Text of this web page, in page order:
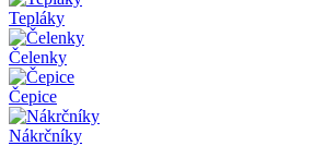
Tepláky
Čelenky
Čepice
Nákrčníky